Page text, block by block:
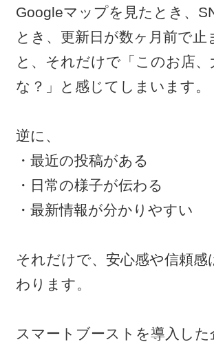
Googleマップを見たとき、
とき、更新日が数ヶ月前で止
と、それだけで「このお店、
な？」と感じてしまいます。
逆に、
・最近の投稿がある
・日常の様子が伝わる
・最新情報が分かりやすい
それだけで、安心感や信頼感
わります。
スマートブーストを導入した